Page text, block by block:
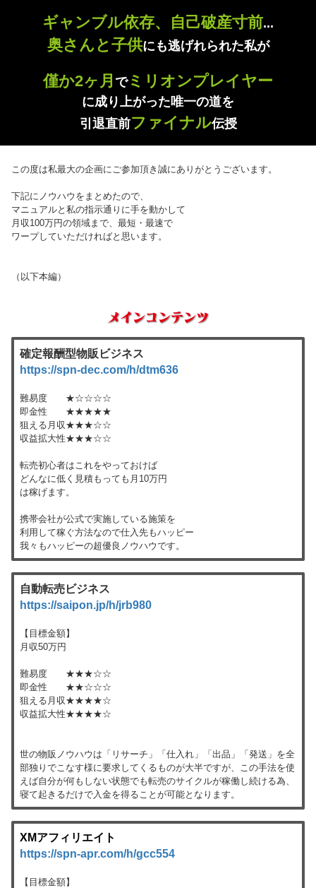
ギャンブル依存、自己破産寸前...
奥さんと子供にも逃げれられた私が
僅か2ヶ月 でミリオンプレイヤー
に成り上がった唯一の道を
引退直前ファイナル伝授
この度は私最大の企画にご参加頂き誠にありがとうございます。
下記にノウハウをまとめたので、
マニュアルと私の指示通りに手を動かして
月収100万円の領域まで、最短・最速で
ワープしていただければと思います。
（以下本編）
メインコンテンツ
確定報酬型物販ビジネス
https://spn-dec.com/h/dtm636
難易度 ★☆☆☆☆
即金性 ★★★★★
狙える月収★★★☆☆
収益拡大性★★★☆☆
転売初心者はこれをやっておけば
どんなに低く見積もっても月10万円
は稼げます。
携帯会社が公式で実施している施策を
利用して稼ぐ方法なので仕入先もハッピー
我々もハッピーの超優良ノウハウです。
自動転売ビジネス
https://saipon.jp/h/jrb980
【目標金額】
月収50万円
難易度 ★★★☆☆
即金性 ★★☆☆☆
狙える月収★★★★☆
収益拡大性★★★★☆
世の物販ノウハウは「リサーチ」「仕入れ」「出品」「発送」を全
部独りでこなす様に要求してくるものが大半ですが、この手法を使
えば自分が何もしない状態でも転売のサイクルが稼働し続ける為、
寝て起きるだけで入金を得ることが可能となります。
XMアフィリエイト
https://spn-apr.com/h/gcc554
【目標金額】